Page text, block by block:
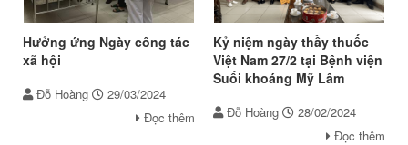
Hưởng ứng Ngày công tác
xã hội
Đỗ Hoàng
29/03/2024
Đọc thêm
Kỷ niệm ngày thầy thuốc
Việt Nam 27/2 tại Bệnh viện
Suối khoáng Mỹ Lâm
Đỗ Hoàng
28/02/2024
Đọc thêm